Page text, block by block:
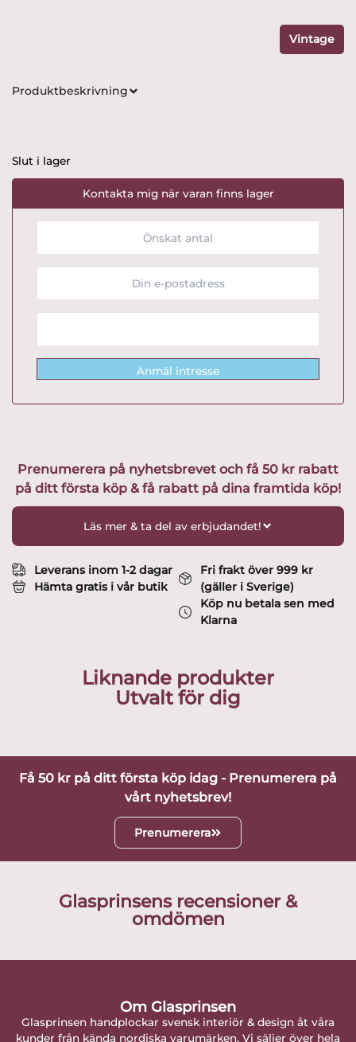
Vintage
Produktbeskrivning
Slut i lager
Kontakta mig när varan finns lager
Anmäl intresse
Prenumerera på nyhetsbrevet och få 50 kr rabatt
på ditt första köp & få rabatt på dina framtida köp!
Läs mer & ta del av erbjudandet!
Leverans inom 1-2 dagar
Hämta gratis i vår butik
Fri frakt över 999 kr
(gäller i Sverige)
Köp nu betala sen med
Klarna
Liknande produkter
Utvalt för dig
Få 50 kr på ditt första köp idag - Prenumerera på
vårt nyhetsbrev!
Prenumerera
Glasprinsens recensioner &
omdömen
Om Glasprinsen
Glasprinsen handplockar svensk interiör & design åt våra
kunder från kända nordiska varumärken. Vi säljer över hela